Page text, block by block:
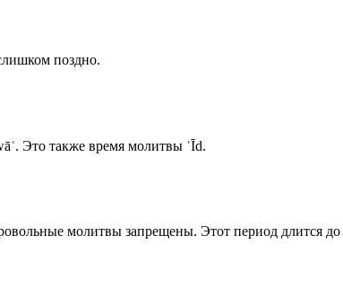
поздно.
Это также время молитвы ʿĪd.
молитвы запрещены. Этот период длится до